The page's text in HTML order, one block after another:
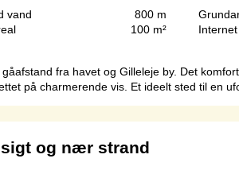
vand
800 m
100 m²
Internet
fra havet og Gilleleje by. Det
på charmerende vis. Et ideelt sted til en
og nær strand